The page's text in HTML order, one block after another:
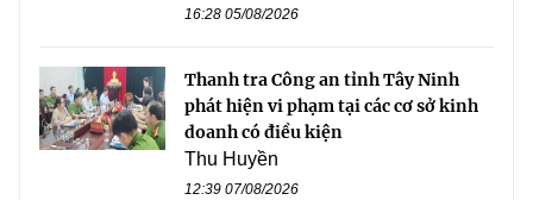
16:28 05/08/2026
Thanh tra Công an tỉnh Tây Ninh
phát hiện vi phạm tại các cơ sở kinh
doanh có điều kiện
Thu Huyền
12:39 07/08/2026